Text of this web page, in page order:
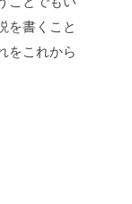
を書くこと
をこれから